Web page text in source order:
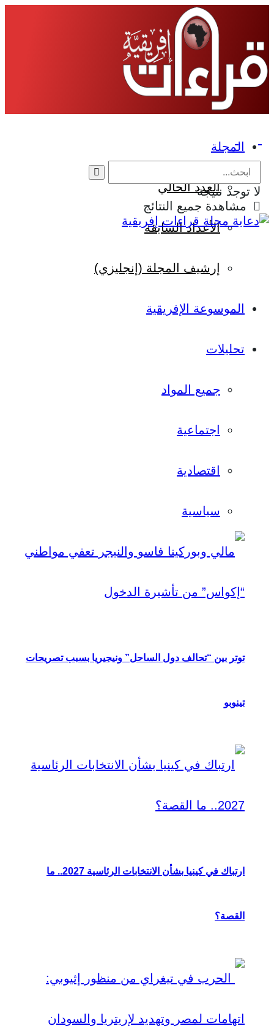
لا توجد نتيجة
مشاهدة جميع النتائج
المجلة
العدد الحالي
الأعداد السابقة
إرشيف المجلة (إنجليزي)
الموسوعة الإفريقية
تحليلات
جميع المواد
اجتماعية
اقتصادية
سياسية
توتر بين “تحالف دول الساحل” ونيجيريا بسبب تصريحات
تينوبو
ارتباك في كينيا بشأن الانتخابات الرئاسية 2027.. ما
القصة؟